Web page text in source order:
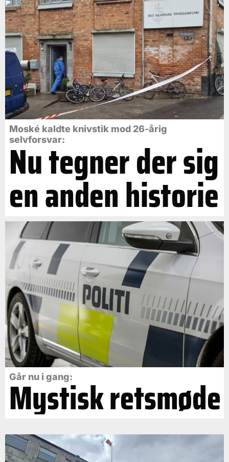
Moské kaldte knivstik mod 26-årig
selvforsvar:
Nu tegner der sig
en anden historie
Går nu i gang:
Mystisk retsmøde